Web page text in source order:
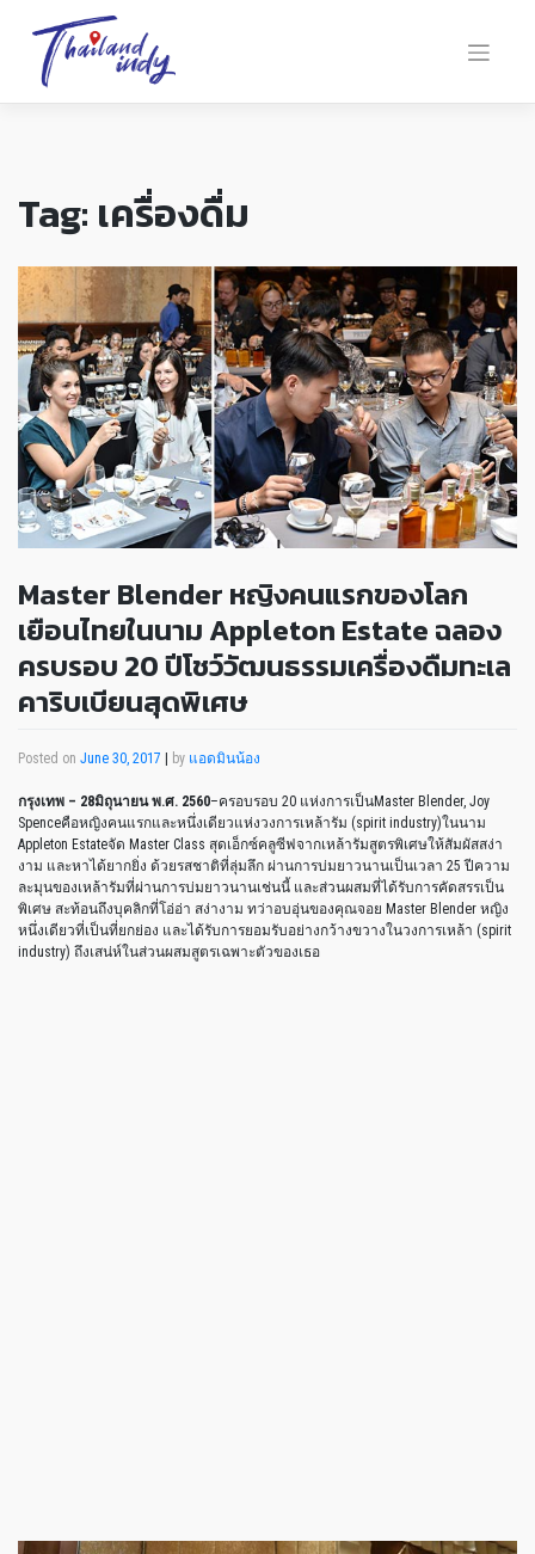
Tag: เครื่องดื่ม
Master Blender หญิงคนแรกของโลก
เยือนไทยในนาม Appleton Estate ฉลอง
ครบรอบ 20 ปีโชว์วัฒนธรรมเครื่องดืมทะเล
คาริบเบียนสุดพิเศษ
Posted on June 30, 2017 by แอดมินน้อง
กรุงเทพ – 28มิถุนายน พ.ศ. 2560–ครอบรอบ 20 แห่งการเป็นMaster Blender, Joy
Spenceคือหญิงคนแรกและหนึ่งเดียวแห่งวงการเหล้ารัม (spirit industry)ในนาม
Appleton Estateจัด Master Class สุดเอ็กซ์คลูซีฟจากเหล้ารัมสูตรพิเศษให้สัมผัสสง่า
งาม และหาได้ยากยิ่ง ด้วยรสชาติที่ลุ่มลึก ผ่านการบ่มยาวนานเป็นเวลา 25 ปีความ
ละมุนของเหล้ารัมที่ผ่านการบ่มยาวนานเช่นนี้ และส่วนผสมที่ได้รับการคัดสรรเป็น
พิเศษ สะท้อนถึงบุคลิกที่โอ่อ่า สง่างาม ทว่าอบอุ่นของคุณจอย Master Blender หญิง
หนึ่งเดียวที่เป็นที่ยกย่อง และได้รับการยอมรับอย่างกว้างขวางในวงการเหล้า (spirit
industry) ถึงเสน่ห์ในส่วนผสมสูตรเฉพาะตัวของเธอ